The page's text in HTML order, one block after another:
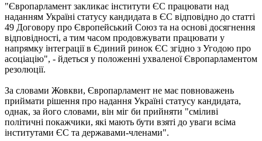
"Європарламент закликає інститути ЄС працювати над
наданням Україні статусу кандидата в ЄС відповідно до статті
49 Договору про Європейський Союз та на основі досягнення
відповідності, а тим часом продовжувати працювати у
напрямку інтеграції в Єдиний ринок ЄС згідно з Угодою про
асоціацію", - йдеться у положенні ухваленої Європарламентом
резолюції.
За словами Жовкви, Європарламент не має повноважень
приймати рішення про надання Україні статусу кандидата,
однак, за його словами, він міг би прийняти "сміливі
політичні покажчики, які мають бути взяті до уваги всіма
інститутами ЄС та державами-членами".